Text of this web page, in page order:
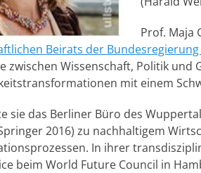
Prof. Maja
Beirats der
zwischen Wissenschaft, Politik und
mit einem
sie das Berliner Büro des
2016) zu nachhaltigem
In ihrer
beim World Future Council in